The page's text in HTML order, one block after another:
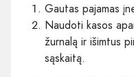
Gautas pajamas
Naudoti kasos
žurnalą ir išimtus
sąskaitą.